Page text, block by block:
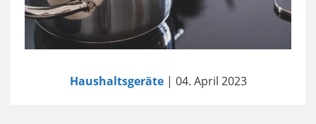
Haushaltsgeräte| 04. April 2023